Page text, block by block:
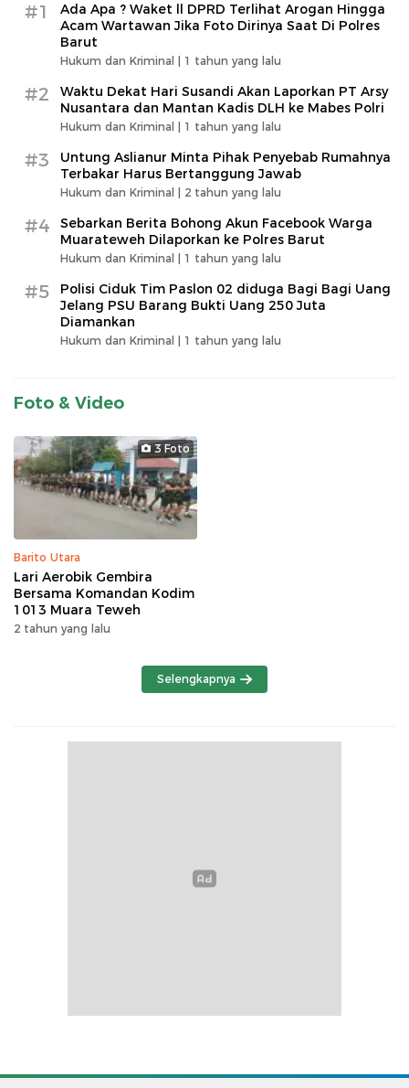
#1
Ada Apa ? Waket ll DPRD Terlihat Arogan Hingga
Acam Wartawan Jika Foto Dirinya Saat Di Polres
Barut
Hukum dan Kriminal | 1 tahun yang lalu
#2
Waktu Dekat Hari Susandi Akan Laporkan PT Arsy
Nusantara dan Mantan Kadis DLH ke Mabes Polri
Hukum dan Kriminal | 1 tahun yang lalu
#3
Untung Aslianur Minta Pihak Penyebab Rumahnya
Terbakar Harus Bertanggung Jawab
Hukum dan Kriminal | 2 tahun yang lalu
#4
Sebarkan Berita Bohong Akun Facebook Warga
Muarateweh Dilaporkan ke Polres Barut
Hukum dan Kriminal | 1 tahun yang lalu
#5
Polisi Ciduk Tim Paslon 02 diduga Bagi Bagi Uang
Jelang PSU Barang Bukti Uang 250 Juta
Diamankan
Hukum dan Kriminal | 1 tahun yang lalu
Foto & Video
3 Foto
Barito Utara
Lari Aerobik Gembira
Bersama Komandan Kodim
1013 Muara Teweh
2 tahun yang lalu
Selengkapnya